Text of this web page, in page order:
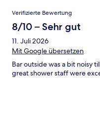
Bewertungen
Verifizierte Bewertung
8/10 – Sehr gut
11. Juli 2026
Mit Google übersetzen
Bar outside was a bit noisy
great shower staff were